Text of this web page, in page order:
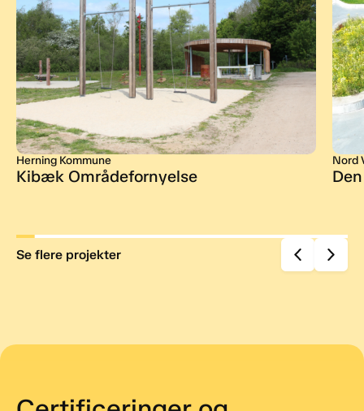
Se flere projekter
Herning Kommune
Kibæk Områdefornyelse
Nord